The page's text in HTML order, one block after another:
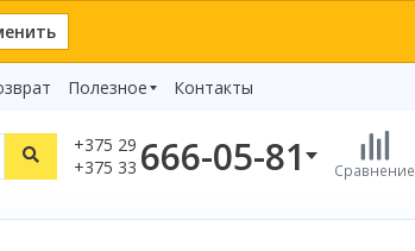
Полезное
Видеообзоры
Бренды
Контакты
+375 29
+375 33 666-05-81
+375 29 666-05-81
Сравнение